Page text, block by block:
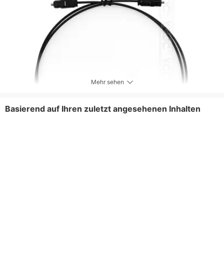
Mehr sehen
Basierend auf Ihren zuletzt angesehenen Inhalten